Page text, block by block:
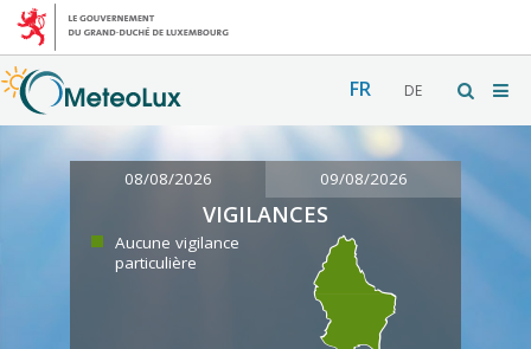
FR DE
08/08/2026 09/08/2026
VIGILANCES
Aucune vigilance
particulière